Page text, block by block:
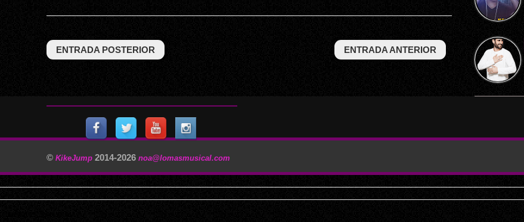
ENTRADA POSTERIOR ENTRADA ANTERIOR
© KikeJump 2014-2026 noa@lomasmusical.com
11/29/2025, 3:40:57 AM